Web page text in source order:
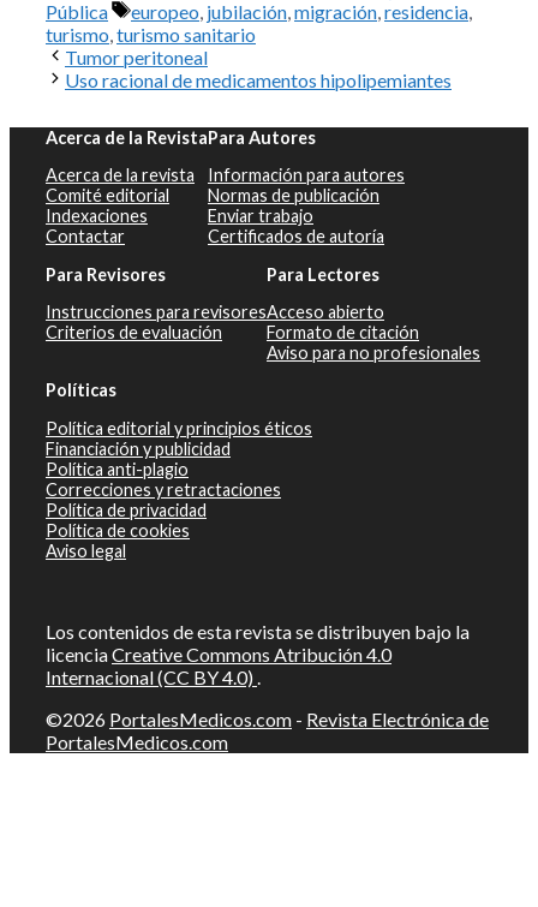
Pública
Etiquetas
europeo jubilación migración residencia
turismo turismo sanitario
Tumor peritoneal
Uso racional de medicamentos hipolipemiantes
Acerca de la Revista
Acerca de la revista
Comité editorial
Indexaciones
Contactar
Para Autores
Información para autores
Normas de publicación
Enviar trabajo
Certificados de autoría
Para Revisores
Instrucciones para revisores
Criterios de evaluación
Para Lectores
Acceso abierto
Formato de citación
Aviso para no profesionales
Políticas
Política editorial y principios éticos
Financiación y publicidad
Política anti-plagio
Correcciones y retractaciones
Política de privacidad
Política de cookies
Aviso legal
Los contenidos de esta revista se distribuyen bajo la
licenciaCreative Commons Atribución 4.0
Internacional (CC BY 4.0) .
©2026 PortalesMedicos.com - Revista Electrónica de
PortalesMedicos.com